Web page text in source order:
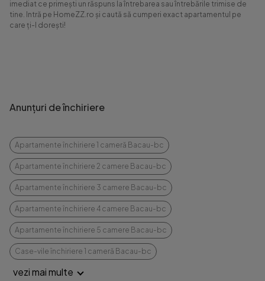
imediat ce primești un răspuns la întrebarea sau întrebările trimise de
tine. Intră pe HomeZZ.ro și caută să cumperi exact apartamentul pe
care ți-l dorești!
Anunțuri de închiriere
Apartamente închiriere 1 cameră Bacau-bc
Apartamente închiriere 2 camere Bacau-bc
Apartamente închiriere 3 camere Bacau-bc
Apartamente închiriere 4 camere Bacau-bc
Apartamente închiriere 5 camere Bacau-bc
Case-vile închiriere 1 cameră Bacau-bc
vezi mai multe